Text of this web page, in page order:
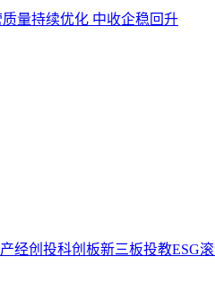
产经创投科创板新三板投教ESG